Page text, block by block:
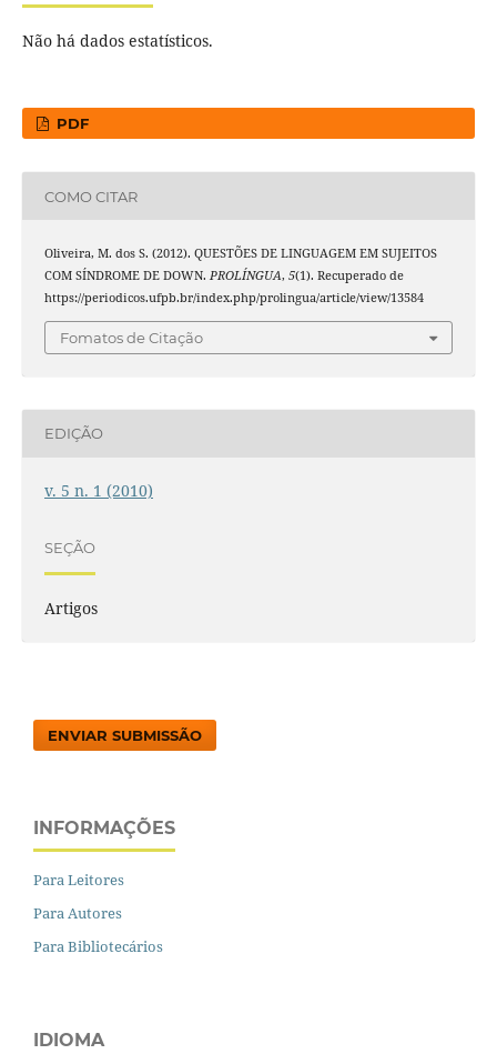
Não há dados estatísticos.
PDF
COMO CITAR
Oliveira, M. dos S. (2012). QUESTÕES DE LINGUAGEM EM SUJEITOS
COM SÍNDROME DE DOWN. PROLÍNGUA, 5(1). Recuperado de
https://periodicos.ufpb.br/index.php/prolingua/article/view/13584
Fomatos de Citação
EDIÇÃO
v. 5 n. 1 (2010)
SEÇÃO
Artigos
ENVIAR SUBMISSÃO
INFORMAÇÕES
Para Leitores
Para Autores
Para Bibliotecários
IDIOMA